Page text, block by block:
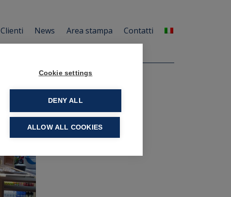
Cookie settings
DENY ALL
ALLOW ALL COOKIES
Clienti News Area stampa Contatti